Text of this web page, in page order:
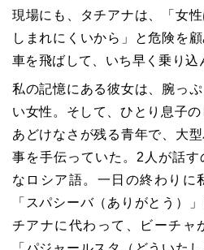
現場にも、タチアナは、「女
しまれにくいから」と危険を
車を飛ばして、いち早く乗り込
私の記憶にある彼女は、腕っ
い女性。そして、ひとり息子の
あどけなさが残る青年で、大
事を手伝っていた。2人が話
なロシア語。一日の終わりに
「スパシーバ（ありがとう）
チアナに代わって、ビーチャ